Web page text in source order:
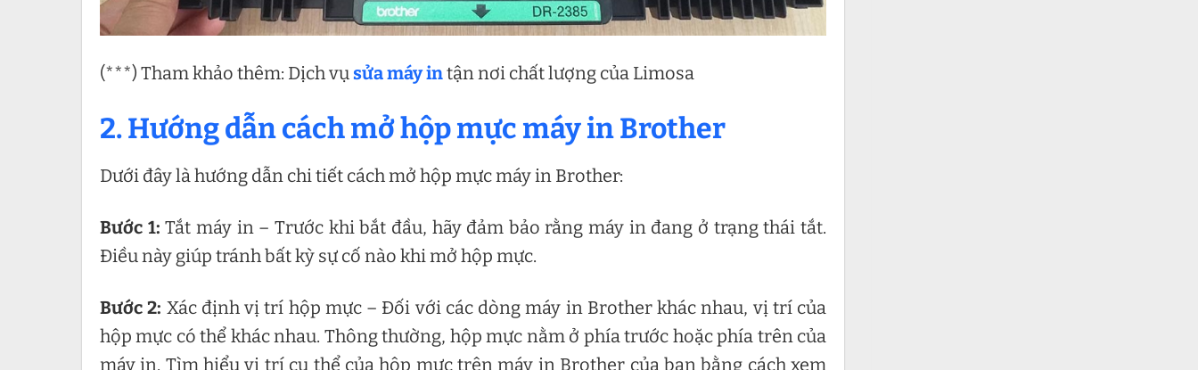
(***) Tham khảo thêm: Dịch vụsửa máy intận nơi chất lượng của Limosa
2. Hướng dẫn cách mở hộp mực máy in Brother
Dưới đây là hướng dẫn chi tiết cách mở hộp mực máy in Brother:
Bước 1:Tắt máy in – Trước khi bắt đầu, hãy đảm bảo rằng máy in đang ở trạng thái tắt.
Điều này giúp tránh bất kỳ sự cố nào khi mở hộp mực.
Bước 2: Xác định vị trí hộp mực – Đối với các dòng máy in Brother khác nhau, vị trí của
hộp mực có thể khác nhau. Thông thường, hộp mực nằm ở phía trước hoặc phía trên của
máy in. Tìm hiểu vị trí cụ thể của hộp mực trên máy in Brother của bạn bằng cách xem